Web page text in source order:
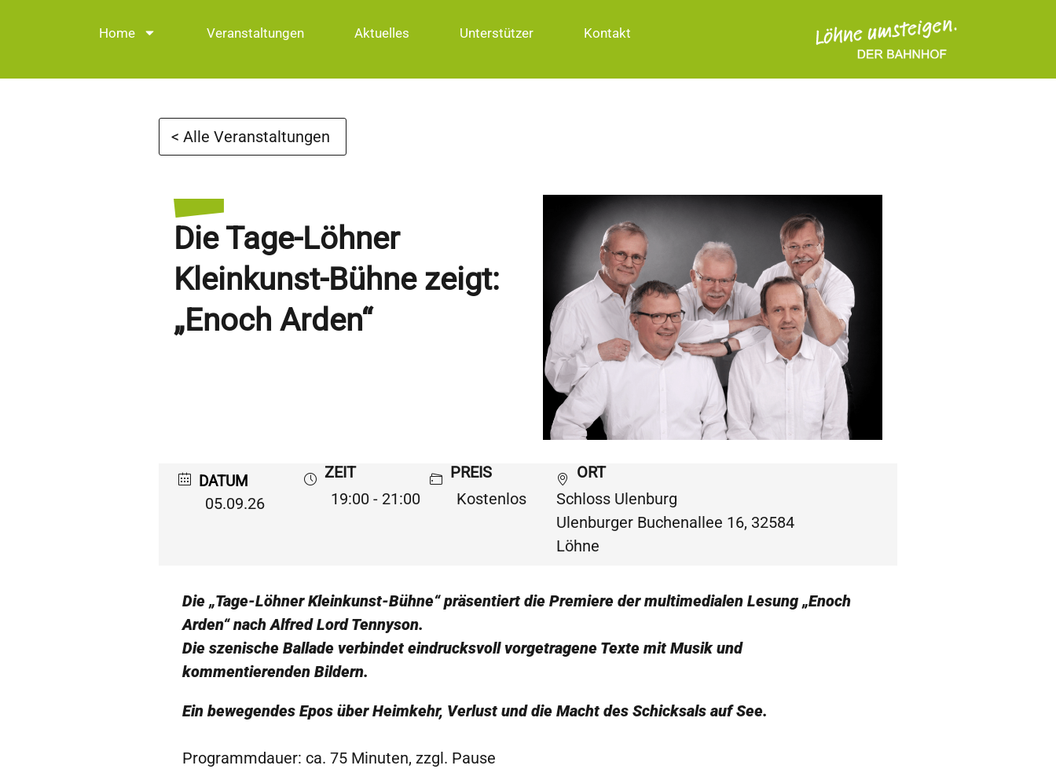
Home Veranstaltungen Aktuelles Unterstützer Kontakt
< Alle Veranstaltungen
Die Tage-Löhner
Kleinkunst-Bühne zeigt:
„Enoch Arden“
DATUM
05.09.26
ZEIT
19:00 - 21:00
PREIS
Kostenlos
ORT
Schloss Ulenburg
Ulenburger Buchenallee 16, 32584
Löhne
Die „Tage-Löhner Kleinkunst-Bühne“ präsentiert die Premiere der multimedialen Lesung „Enoch
Arden“ nach Alfred Lord Tennyson.
Die szenische Ballade verbindet eindrucksvoll vorgetragene Texte mit Musik und
kommentierenden Bildern.
Ein bewegendes Epos über Heimkehr, Verlust und die Macht des Schicksals auf See.
Programmdauer: ca. 75 Minuten, zzgl. Pause